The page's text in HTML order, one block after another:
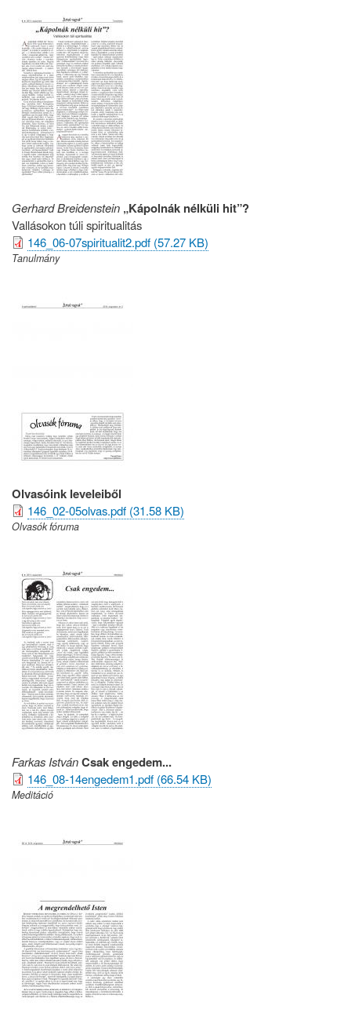
Gerhard Breidenstein „Kápolnák nélküli hit”?
Vallásokon túli spiritualitás
146_06-07spiritualit2.pdf (57.27 KB)
Tanulmány
Olvasóink leveleiből
146_02-05olvas.pdf (31.58 KB)
Olvasók fóruma
Farkas IstvánCsak engedem...
146_08-14engedem1.pdf (66.54 KB)
Meditáció